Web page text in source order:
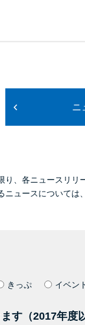
ニ
、各ニュースリリ
ュースについては
きっぷ イベン
す（2017年度